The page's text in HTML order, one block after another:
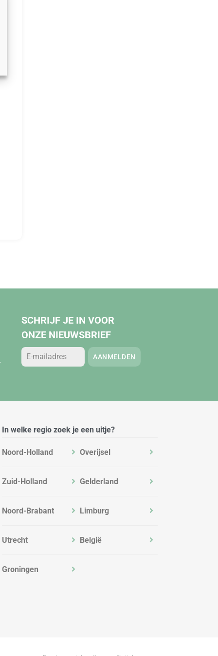
SCHRIJF JE IN VOOR
ONZE NIEUWSBRIEF
AANMELDEN
In welke regio zoek je een uitje?
Noord-Holland
Zuid-Holland
Noord-Brabant
Utrecht
Groningen
Overijsel
Gelderland
Limburg
België